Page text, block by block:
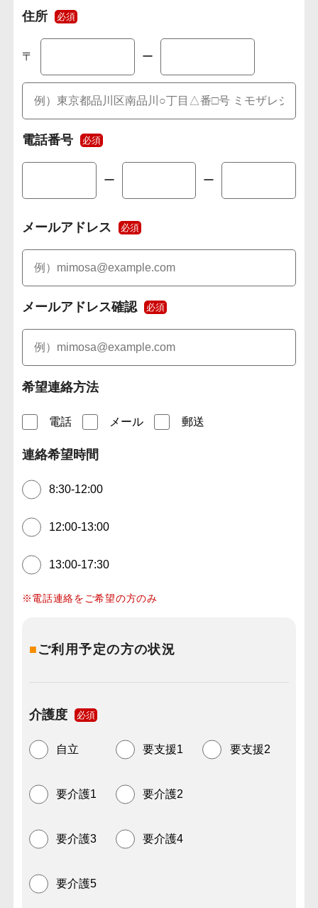
住所 必須
〒 ー
電話番号 必須
ー ー
メールアドレス 必須
メールアドレス確認 必須
希望連絡方法
電話 メール 郵送
連絡希望時間
8:30-12:00
12:00-13:00
13:00-17:30
※電話連絡をご希望の方のみ
■ ご利用予定の方の状況
介護度 必須
自立 要支援1 要支援2
要介護1 要介護2
要介護3 要介護4
要介護5